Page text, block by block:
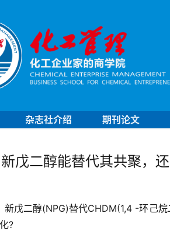
杂志社介绍 期刊论文
戊二醇能替代其共聚，
新戊二醇(NPG)替代CHDM(1,4 -环己
?